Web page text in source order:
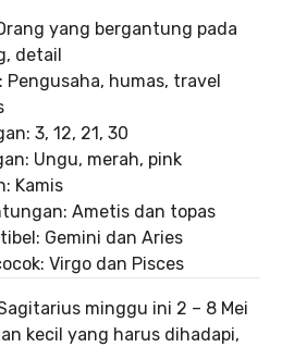
yang bergantung pada
detail
Pengusaha, humas, travel
3, 12, 21, 30
Ungu, merah, pink
Kamis
Ametis dan topas
Gemini dan Aries
Virgo dan Pisces
minggu ini 2 – 8 Mei
kecil yang harus dihadapi,